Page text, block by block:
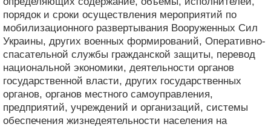
порядок и сроки осуществления мероприятий по
мобилизационного развертывания Вооруженных Сил
Украины, других военных формирований, Оперативно-
спасательной службы гражданской защиты, перевод
национальной экономики, деятельности органов
государственной власти, других государственных
органов, органов местного самоуправления,
предприятий, учреждений и организаций, системы
обеспечения жизнедеятельности населения на